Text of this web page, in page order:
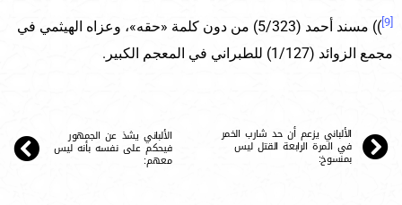
[9]
)) مسند أحمد (5/323) من دون كلمة «حقه»، وعزاه الهيثمي في
مجمع الزوائد (1/127) للطبراني في المعجم الكبير.
الألباني يزعم أن حد شارب الخمر
في المرة الرابعة القتل ليس
بمنسوخ:
الألباني يشذ عن الجمهور
فيحكم على نفسه بأنه ليس
معهم: